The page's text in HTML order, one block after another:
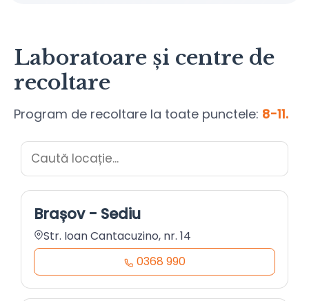
Laboratoare și centre de
recoltare
Program de recoltare la toate punctele: 8-11.
Brașov - Sediu
Str. Ioan Cantacuzino, nr. 14
0368 990